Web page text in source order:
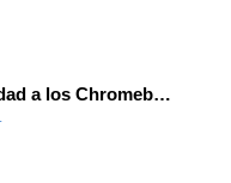
Dale una oportunidad a los Chromebooks y utiliza un proyector para realizar talleres si no tienes pantallas táctiles